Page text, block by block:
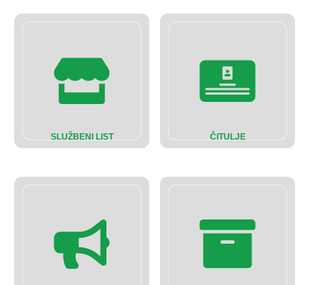
SLUŽBENI LIST ČITULJE